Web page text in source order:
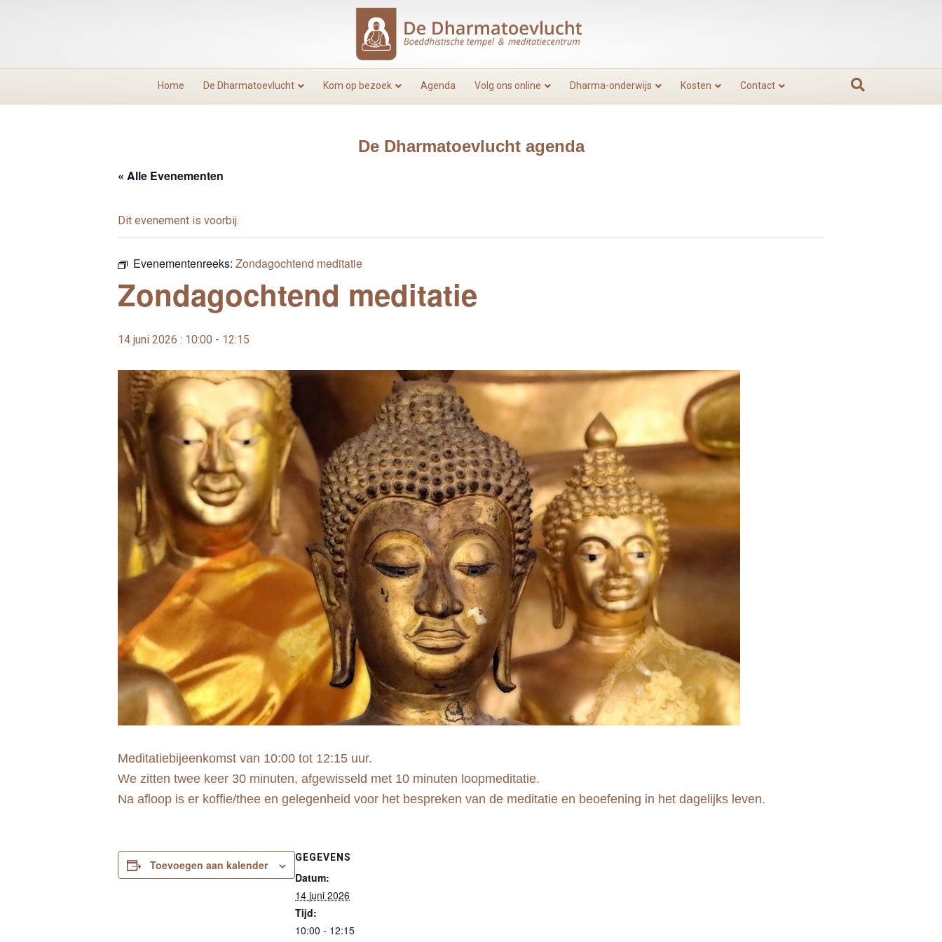
Home De Dharmatoevlucht Kom op bezoek Agenda Volg ons online Dharma-onderwijs Kosten Contact
De Dharmatoevlucht agenda
« Alle Evenementen
Dit evenement is voorbij.
Evenementenreeks: Zondagochtend meditatie
Zondagochtend meditatie
14 juni 2026 : 10:00 - 12:15
Meditatiebijeenkomst van 10:00 tot 12:15 uur.
We zitten twee keer 30 minuten, afgewisseld met 10 minuten loopmeditatie.
Na afloop is er koffie/thee en gelegenheid voor het bespreken van de meditatie en beoefening in het dagelijks leven.
Toevoegen aan kalender
GEGEVENS
Datum:
14 juni 2026
Tijd:
10:00 - 12:15